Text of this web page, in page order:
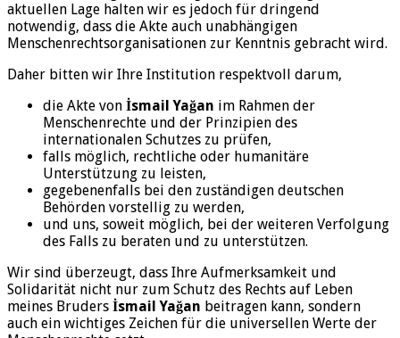
aktuellen Lage halten wir es jedoch für dringend
notwendig, dass die Akte auch unabhängigen
Menschenrechtsorganisationen zur Kenntnis gebracht wird.
Daher bitten wir Ihre Institution respektvoll darum,
die Akte von İsmail Yağan im Rahmen der
Menschenrechte und der Prinzipien des
internationalen Schutzes zu prüfen,
falls möglich, rechtliche oder humanitäre
Unterstützung zu leisten,
gegebenenfalls bei den zuständigen deutschen
Behörden vorstellig zu werden,
und uns, soweit möglich, bei der weiteren Verfolgung
des Falls zu beraten und zu unterstützen.
Wir sind überzeugt, dass Ihre Aufmerksamkeit und
Solidarität nicht nur zum Schutz des Rechts auf Leben
meines Bruders İsmail Yağan beitragen kann, sondern
auch ein wichtiges Zeichen für die universellen Werte der